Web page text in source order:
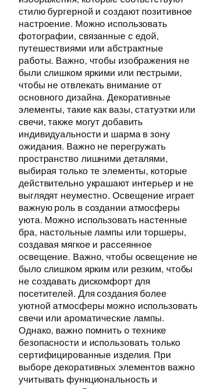
стилю бургерной и создают позитивное
настроение. Можно использовать
фотографии, связанные с едой,
путешествиями или абстрактные
работы. Важно, чтобы изображения не
были слишком яркими или пестрыми,
чтобы не отвлекать внимание от
основного дизайна. Декоративные
элементы, такие как вазы, статуэтки или
свечи, также могут добавить
индивидуальности и шарма в зону
ожидания. Важно не перегружать
пространство лишними деталями,
выбирая только те элементы, которые
действительно украшают интерьер и не
выглядят неуместно. Освещение играет
важную роль в создании атмосферы
уюта. Можно использовать настенные
бра, настольные лампы или торшеры,
создавая мягкое и рассеянное
освещение. Важно, чтобы освещение не
было слишком ярким или резким, чтобы
не создавать дискомфорт для
посетителей. Для создания более
уютной атмосферы можно использовать
свечи или ароматические лампы.
Однако, важно помнить о технике
безопасности и использовать только
сертифицированные изделия. При
выборе декоративных элементов важно
учитывать функциональность и